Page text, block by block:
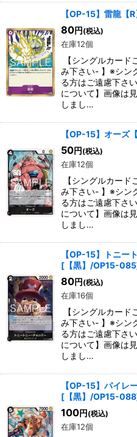
【OP-15】雷龍【R
80円 (税込)
在庫12個
【シングルカード
み下さい- 】※シン
る方はご遠慮下さ
について】画像は
しまし…
【OP-15】オーズ【
50円 (税込)
在庫12個
【シングルカード
み下さい- 】※シン
る方はご遠慮下さ
について】画像は
しまし…
【OP-15】トニー
[ 【黒】/OP15-085
80円 (税込)
在庫16個
【シングルカード
み下さい- 】※シン
る方はご遠慮下さ
について】画像は
しまし…
【OP-15】パイレ
[ 【黒】/OP15-088
100円 (税込)
在庫12個